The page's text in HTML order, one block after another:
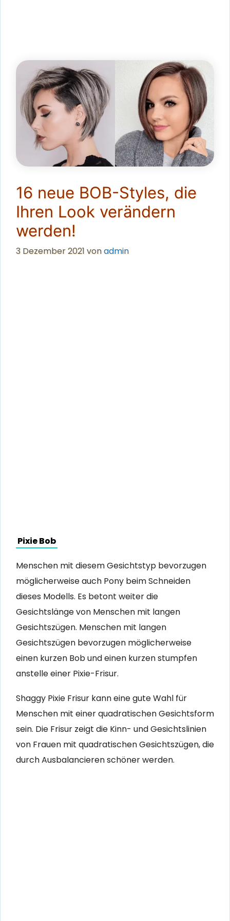
16 neue BOB-Styles, die
Ihren Look verändern
werden!
3 Dezember 2021 vonadmin
Pixie Bob
Menschen mit diesem Gesichtstyp bevorzugen
möglicherweise auch Pony beim Schneiden
dieses Modells. Es betont weiter die
Gesichtslänge von Menschen mit langen
Gesichtszügen. Menschen mit langen
Gesichtszügen bevorzugen möglicherweise
einen kurzen Bob und einen kurzen stumpfen
anstelle einer Pixie-Frisur.
Shaggy Pixie Frisur kann eine gute Wahl für
Menschen mit einer quadratischen Gesichtsform
sein. Die Frisur zeigt die Kinn- und Gesichtslinien
von Frauen mit quadratischen Gesichtszügen, die
durch Ausbalancieren schöner werden.